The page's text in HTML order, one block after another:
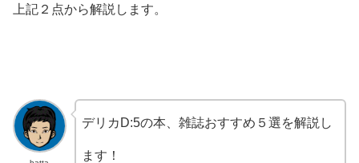
上記２点から解説します。
デリカD:5の本、雑誌おすすめ５選を解説し
ます！